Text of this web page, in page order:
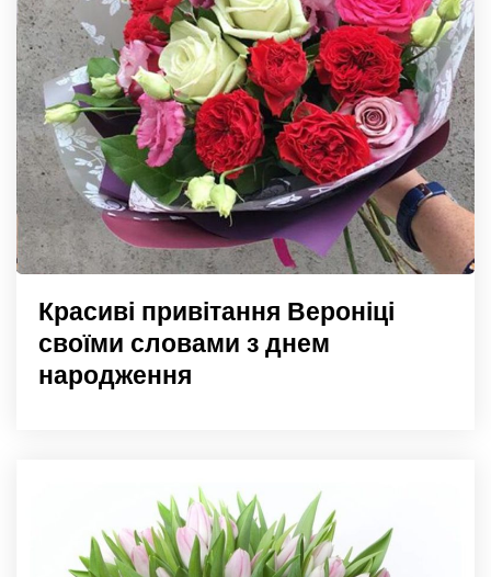
Красиві привітання Вероніці
своїми словами з днем
народження